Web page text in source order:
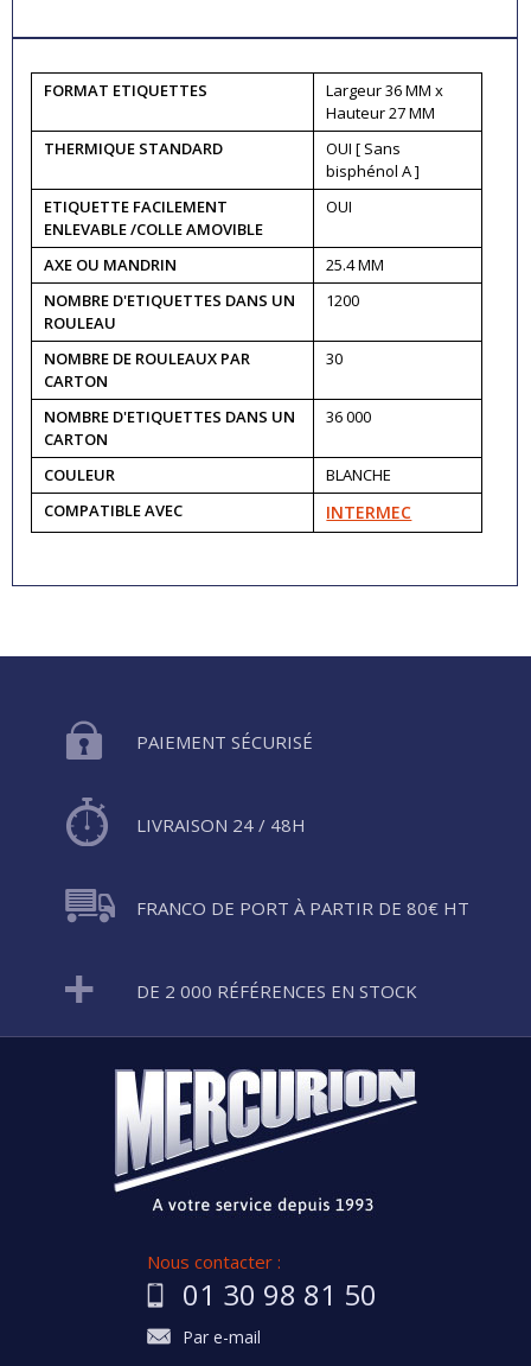
FORMAT ETIQUETTES
Largeur 36 MM x
Hauteur 27 MM
THERMIQUE STANDARD
OUI [ Sans
bisphénol A ]
ETIQUETTE FACILEMENT
ENLEVABLE /COLLE AMOVIBLE
OUI
AXE OU MANDRIN
25.4 MM
NOMBRE D'ETIQUETTES DANS UN
ROULEAU
1200
NOMBRE DE ROULEAUX PAR
CARTON
30
NOMBRE D'ETIQUETTES DANS UN
CARTON
36 000
COULEUR
BLANCHE
COMPATIBLE AVEC
INTERMEC
PAIEMENT SÉCURISÉ
LIVRAISON 24 / 48H
FRANCO DE PORT À PARTIR DE 80€ HT
DE 2 000 RÉFÉRENCES EN STOCK
Nous contacter :
01 30 98 81 50
Par e-mail